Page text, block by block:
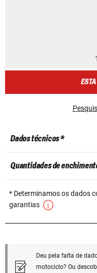
Dados técnicos *
Quantidades de
* Determinamos os dados
garantias
Deu pela falta de
motociclo? Ou